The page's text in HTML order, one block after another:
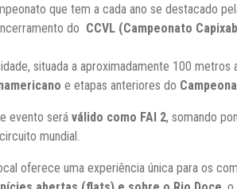
que tem a cada ano se destacado
do CCVL (Campeonato
situada a aproximadamente 100
e etapas anteriores do
evento seráválido como FAI 2, somando
mundial.
oferece uma experiência única para os